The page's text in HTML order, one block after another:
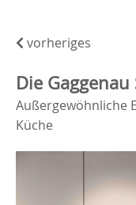
vorheriges
Die
Außergewöhnliche
Küche